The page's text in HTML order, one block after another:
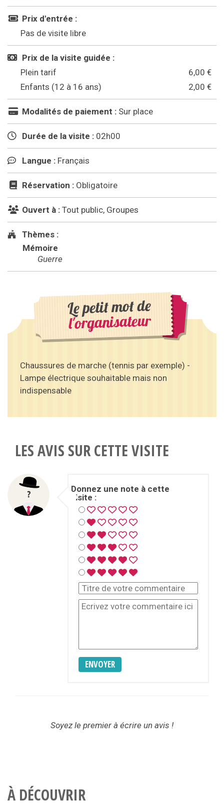
Prix d'entrée :
Pas de visite libre
Prix de la visite guidée :
Plein tarif
6,00 €
Enfants (12 à 16 ans)
2,00 €
Modalités de paiement : Sur place
Durée de la visite : 02h00
Langue : Français
Réservation : Obligatoire
Ouvert à : Tout public, Groupes
Thèmes :
Mémoire
Guerre
Le petit mot de
l'organisateur
Chaussures de marche (tennis par exemple) -
Lampe électrique souhaitable mais non
indispensable
LES AVIS SUR CETTE VISITE
Donnez une note à cette
visite :
ENVOYER
Soyez le premier à écrire un avis !
À DÉCOUVRIR